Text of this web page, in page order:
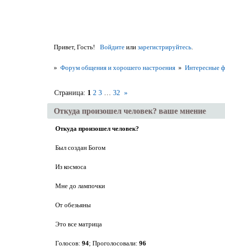
Привет, Гость! Войдитеили зарегистрируйтесь.
» Форум общения и хорошего настроения » Интересные
Откуда произошел человек? ваше мнение
Страница: 1 2 3 32 »
Откуда произошел человек?
Был создан Богом
Из космоса
Мне до лампочки
От обезьяны
Это все матрица
Голосов: 94; Проголосовали: 96